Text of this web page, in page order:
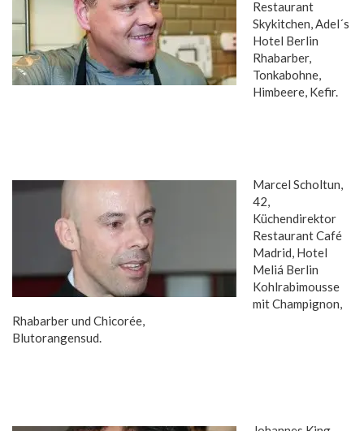
Restaurant
Skykitchen, Adel´s
Hotel Berlin
Rhabarber,
Tonkabohne,
Himbeere, Kefir.
Marcel Scholtun,
42,
Küchendirektor
Restaurant Café
Madrid, Hotel
Meliá Berlin
Kohlrabimousse
mit Champignon,
Rhabarber und Chicorée,
Blutorangensud.